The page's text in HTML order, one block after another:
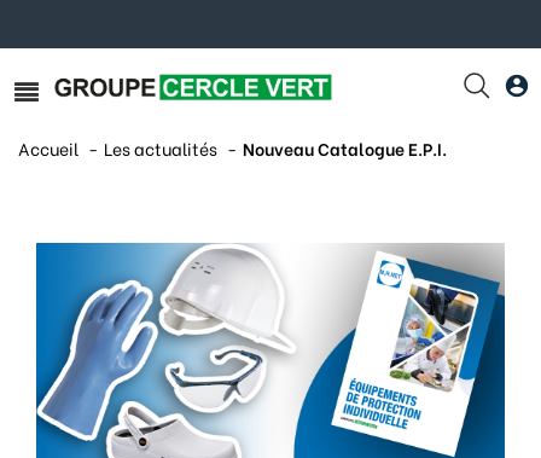
Accueil Les actualités Nouveau Catalogue E.P.I.